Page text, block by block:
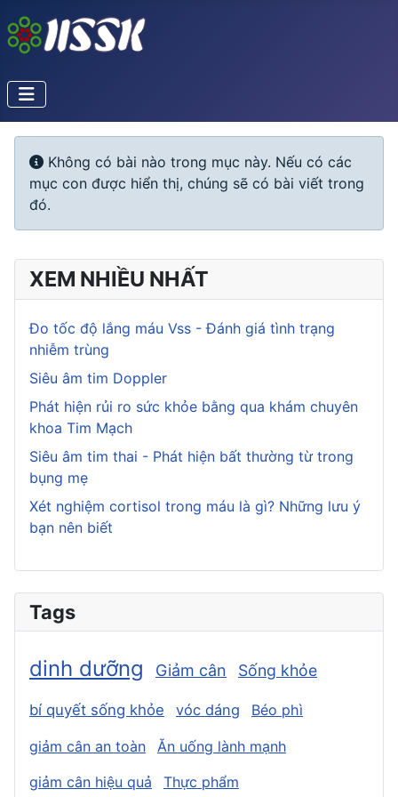
Info
Không có bài nào trong mục này. Nếu có các
mục con được hiển thị, chúng sẽ có bài viết trong
đó.
XEM NHIỀU NHẤT
Đo tốc độ lắng máu Vss - Đánh giá tình trạng
nhiễm trùng
Siêu âm tim Doppler
Phát hiện rủi ro sức khỏe bằng qua khám chuyên
khoa Tim Mạch
Siêu âm tim thai - Phát hiện bất thường từ trong
bụng mẹ
Xét nghiệm cortisol trong máu là gì? Những lưu ý
bạn nên biết
Tags
dinh dưỡng Giảm cân Sống khỏe
bí quyết sống khỏe vóc dáng Béo phì
giảm cân an toàn
Ăn uống lành mạnh
giảm cân hiệu quả
Thực phẩm